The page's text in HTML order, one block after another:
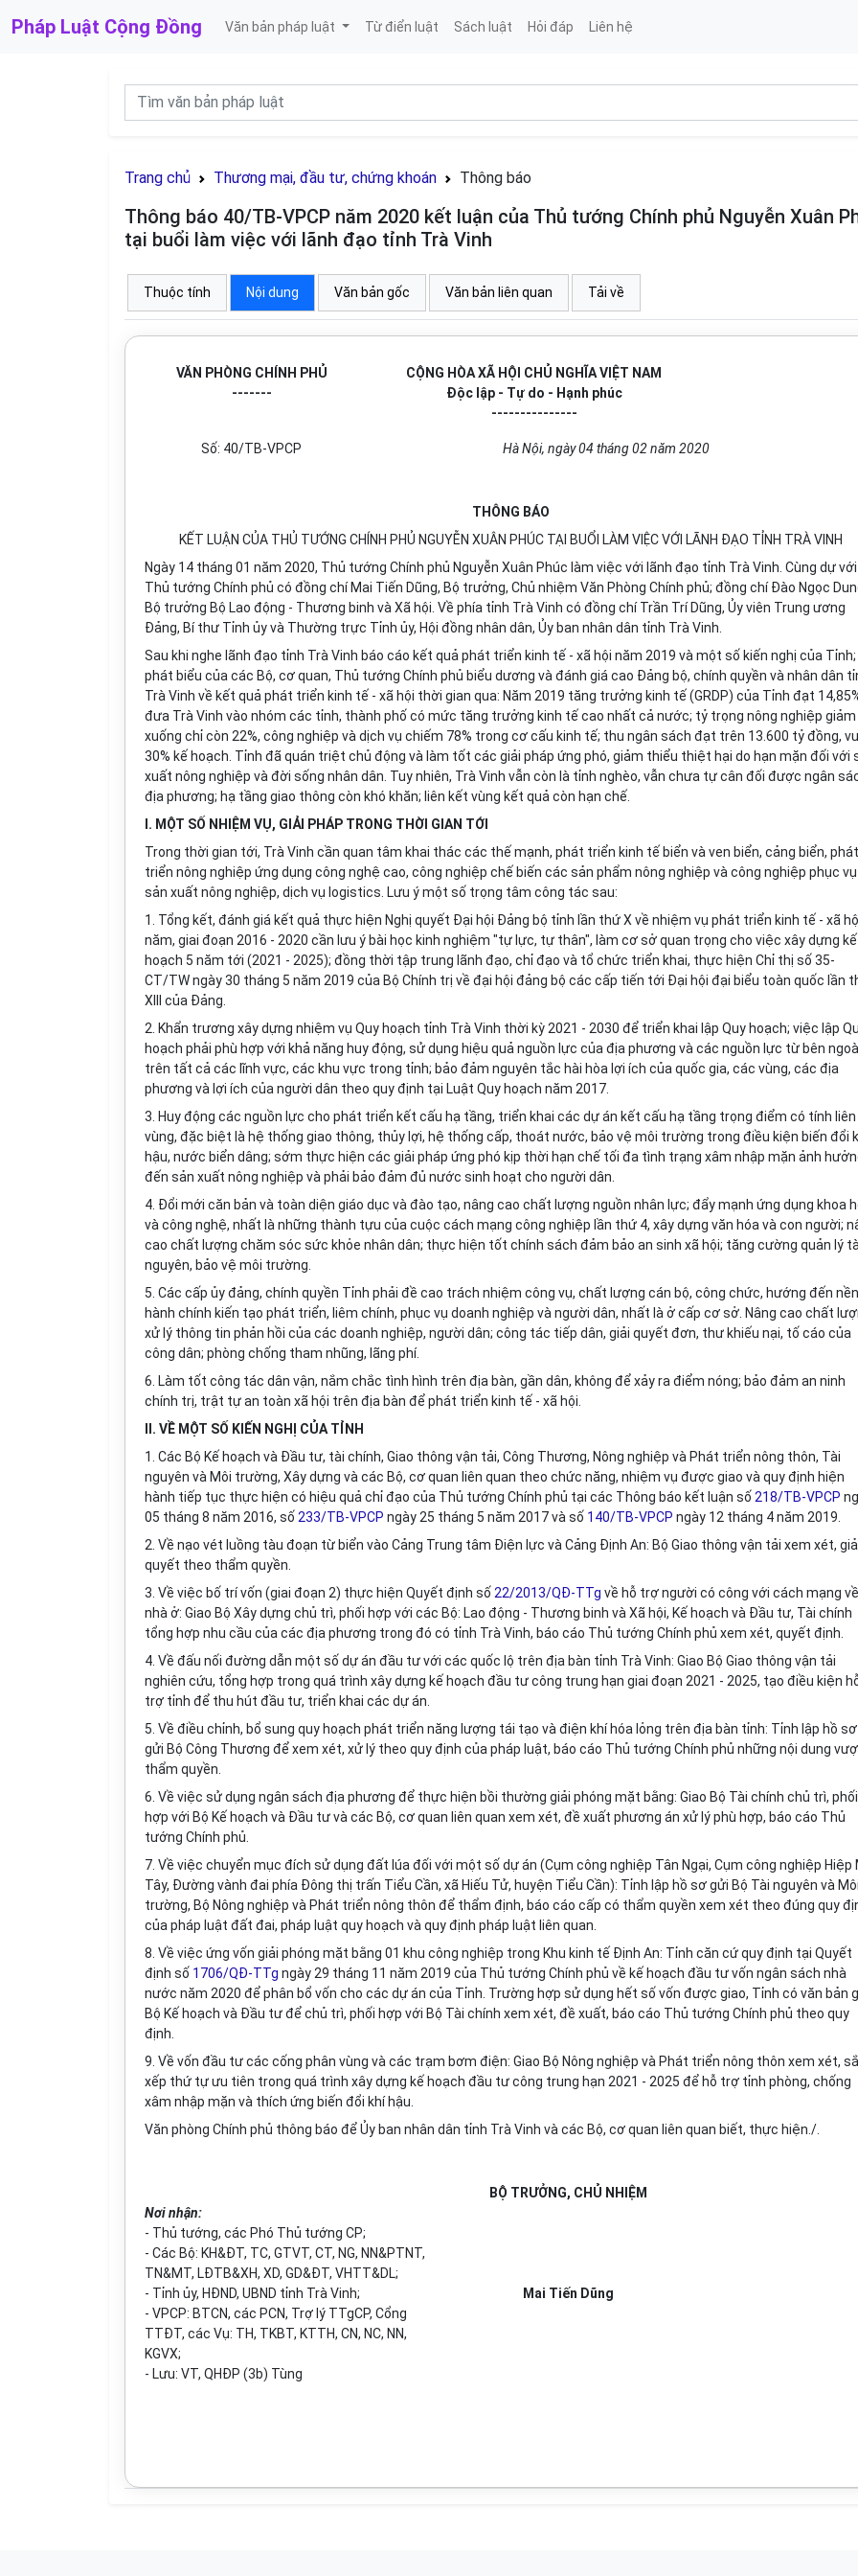
Pháp Luật Cộng Đồng Văn bản pháp luật Từ điển luật Sách luật Hỏi đáp Liên hệ
Trang chủ Thương mại, đầu tư, chứng khoán Thông báo
Thông báo 40/TB-VPCP năm 2020 kết luận của Thủ tướng Chính phủ Nguyễn Xuân
tại buổi làm việc với lãnh đạo tỉnh Trà Vinh
Thuộc tính Nội dung Văn bản gốc Văn bản liên quan Tải về
VĂN PHÒNG CHÍNH PHỦ
-------
CỘNG HÒA XÃ HỘI CHỦ NGHĨA VIỆT NAM
Độc lập - Tự do - Hạnh phúc
---------------
Số: 40/TB-VPCP Hà Nội, ngày04tháng02năm 2020
THÔNG BÁO
KẾT LUẬN CỦA THỦ TƯỚNG CHÍNH PHỦ NGUYỄN XUÂN PHÚC TẠI BUỔI LÀM VIỆC VỚI LÃNH ĐẠO TỈNH TRÀ VINH
Ngày 14 tháng 01 năm 2020, Thủ tướng Chính phủ Nguyễn Xuân Phúc làm việc với lãnh đạo tỉnh Trà Vinh. Cùng dự với
Thủ tướng Chính phủ có đồng chí Mai Tiến Dũng, Bộ trưởng, Chủ nhiệm Văn Phòng Chính phủ; đồng chí Đào Ngọc
Bộ trưởng Bộ Lao động - Thương binh và Xã hội. Về phía tỉnh Trà Vinh có đồng chí Trần Trí Dũng, Ủy viên Trung ương
Đảng, Bí thư Tỉnh ủy và Thường trực Tỉnh ủy, Hội đồng nhân dân, Ủy ban nhân dân tỉnh Trà Vinh.
Sau khi nghe lãnh đạo tỉnh Trà Vinh báo cáo kết quả phát triển kinh tế - xã hội năm 2019 và một số kiến nghị của Tỉnh;
phát biểu của các Bộ, cơ quan, Thủ tướng Chính phủ biểu dương và đánh giá cao Đảng bộ, chính quyền và nhân dân
Trà Vinh về kết quả phát triển kinh tế - xã hội thời gian qua: Năm 2019 tăng trưởng kinh tế (GRDP) của Tỉnh đạt
đưa Trà Vinh vào nhóm các tỉnh, thành phố có mức tăng trưởng kinh tế cao nhất cả nước; tỷ trọng nông nghiệp giảm
xuống chỉ còn 22%, công nghiệp và dịch vụ chiếm 78% trong cơ cấu kinh tế; thu ngân sách đạt trên 13.600 tỷ đồng,
30% kế hoạch. Tỉnh đã quán triệt chủ động và làm tốt các giải pháp ứng phó, giảm thiểu thiệt hại do hạn mặn đối với
xuất nông nghiệp và đời sống nhân dân. Tuy nhiên, Trà Vinh vẫn còn là tỉnh nghèo, vẫn chưa tự cân đối được ngân
địa phương; hạ tầng giao thông còn khó khăn; liên kết vùng kết quả còn hạn chế.
I. MỘT SỐ NHIỆM VỤ, GIẢI PHÁP TRONG THỜI GIAN TỚI
Trong thời gian tới, Trà Vinh cần quan tâm khai thác các thế mạnh, phát triển kinh tế biển và ven biển, cảng biển, phát
triển nông nghiệp ứng dụng công nghệ cao, công nghiệp chế biến các sản phẩm nông nghiệp và công nghiệp phục vụ
sản xuất nông nghiệp, dịch vụ logistics. Lưu ý một số trọng tâm công tác sau:
1. Tổng kết, đánh giá kết quả thực hiện Nghị quyết Đại hội Đảng bộ tỉnh lần thứ X về nhiệm vụ phát triển kinh tế - xã
năm, giai đoạn 2016 - 2020 cần lưu ý bài học kinh nghiệm "tự lực, tự thân", làm cơ sở quan trọng cho việc xây dựng kế
hoạch 5 năm tới (2021 - 2025); đồng thời tập trung lãnh đạo, chỉ đạo và tổ chức triển khai, thực hiện Chỉ thị số 35-
CT/TW ngày 30 tháng 5 năm 2019 của Bộ Chính trị về đại hội đảng bộ các cấp tiến tới Đại hội đại biểu toàn quốc lần
XIII của Đảng.
2 . Khẩn trương xây dựng nhiệm vụ Quy hoạch tỉnh Trà Vinh thời kỳ 2021 - 2030 để triển khai lập Quy hoạch; việc lập
hoạch phải phù hợp với khả năng huy động, sử dụng hiệu quả nguồn lực của địa phương và các nguồn lực từ bên
trên tất cả các lĩnh vực, các khu vực trong tỉnh; bảo đảm nguyên tắc hài hòa lợi ích của quốc gia, các vùng, các địa
phương và lợi ích của người dân theo quy định tại Luật Quy hoạch năm 2017.
3. Huy động các nguồn lực cho phát triển kết cấu hạ tầng, triển khai các dự án kết cấu hạ tầng trọng điểm có tính liên
vùng, đặc biệt là hệ thống giao thông, thủy lợi, hệ thống cấp, thoát nước, bảo vệ môi trường trong điều kiện biến đổi
hậu, nước biển dâng; sớm thực hiện các giải pháp ứng phó kịp thời hạn chế tối đa tình trạng xâm nhập mặn ảnh
đến sản xuất nông nghiệp và phải bảo đảm đủ nước sinh hoạt cho người dân.
4. Đổi mới căn bản và toàn diện giáo dục và đào tạo, nâng cao chất lượng nguồn nhân lực; đẩy mạnh ứng dụng khoa
và công nghệ, nhất là những thành tựu của cuộc cách mạng công nghiệp lần thứ 4, xây dựng văn hóa và con người;
cao chất lượng chăm sóc sức khỏe nhân dân; thực hiện tốt chính sách đảm bảo an sinh xã hội; tăng cường quản lý
nguyên, bảo vệ môi trường.
5. Các cấp ủy đảng, chính quyền Tỉnh phải đề cao trách nhiệm công vụ, chất lượng cán bộ, công chức, hướng đến nền
hành chính kiến tạo phát triển, liêm chính, phục vụ doanh nghiệp và người dân, nhất là ở cấp cơ sở. Nâng cao chất
xử l ý thông tin phản hồi của các doanh nghiệp, người dân; công tác tiếp dân, giải quyết đơn, thư khiếu nại, tố cáo của
công dân; phòng chống tham nhũng, lãng phí.
6. Làm tốt công tác dân vận, nắm chắc tình hình trên địa bàn, gần dân, không để xảy ra điểm nóng; bảo đảm an ninh
chính trị, trật tự an toàn xã hội trên địa bàn để phát triển kinh tế - xã hội.
II. VỀ MỘT SỐ KIẾN NGHỊ CỦA TỈNH
1. Các Bộ Kế hoạch và Đầu tư, tài chính, Giao thông vận tải, Công Thương, Nông nghiệp và Phát triển nông thôn, Tài
nguyên và Môi trường, Xây dựng và các Bộ, cơ quan liên quan theo chức năng, nhiệm vụ được giao và quy định hiện
hành tiếp tục thực hiện có hiệu quả chỉ đạo của Thủ tướng Chính phủ tại các Thông báo kết luận số 218/TB-VPCP
05 tháng 8 năm 2016, số 233/TB-VPCP ngày 25 tháng 5 năm 2017 và số 140/TB-VPCP ngày 12 tháng 4 năm 2019.
2. Về nạo vét luồng tàu đoạn từ biển vào Cảng Trung tâm Điện lực và Cảng Định An: Bộ Giao thông vận tải xem xét,
quyết theo thẩm quyền.
3. Về việc bố trí vốn (giai đoạn 2) thực hiện Quyết định số 22/2013/QĐ-TTg về hỗ trợ người có công với cách mạng về
nhà ở: Giao Bộ Xây dựng chủ trì, phối hợp với các Bộ: Lao động - Thương binh và Xã hội, Kế hoạch và Đầu tư, Tài chính
tổng hợp nhu cầu của các địa phương trong đó có tỉnh Trà Vinh, báo cáo Thủ tướng Chính phủ xem xét, quyết định.
4. Về đấu nối đường dẫn một số dự án đầu tư với các quốc lộ trên địa bàn tỉnh Trà Vinh: Giao Bộ Giao thông vận tải
nghiên cứu, tổng hợp trong quá trình xây dựng kế hoạch đầu tư công trung hạn giai đoạn 2021 - 2025, tạo điều kiện
trợ tỉnh để thu hút đầu tư, triển khai các dự án.
5. Về điều chỉnh, bổ sung quy hoạch phát triển năng lượng tái tạo và điện khí hóa lỏng trên địa bàn tỉnh: Tỉnh lập hồ sơ
gửi Bộ Công Thương để xem xét, xử lý theo quy định của pháp luật, báo cáo Thủ tướng Chính phủ những nội dung
thẩm quyền.
6. Về việc sử dụng ngân sách địa phương để thực hiện bồi thường giải phóng mặt bằng: Giao Bộ Tài chính chủ trì, phối
hợp với Bộ Kế hoạch và Đầu tư và các Bộ, cơ quan liên quan xem xét, đề xuất phương án xử lý phù hợp, báo cáo Thủ
tướng Chính phủ.
7. Về việc chuyển mục đích sử dụng đất lúa đối với một số dự án (Cụm công nghiệp Tân Ngại, Cụm công nghiệp Hiệp
Tây, Đường vành đai phía Đông thị trấn Tiểu Cần, xã Hiếu Tử, huyện Tiểu Cần): Tỉnh lập hồ sơ gửi Bộ Tài nguyên và Môi
trường, Bộ Nông nghiệp và Phát triển nông thôn để thẩm định, báo cáo cấp có thẩm quyền xem xét theo đúng quy
của pháp luật đất đai, pháp luật quy hoạch và quy định pháp luật liên quan.
8. Về việc ứng vốn giải phóng mặt bằng 01 khu công nghiệp trong Khu kinh tế Định An: Tỉnh căn cứ quy định tại Quyết
định số 1706/QĐ-TTg ngày 29 tháng 11 năm 2019 của Thủ tướng Chính phủ về kế hoạch đầu tư vốn ngân sách nhà
nước năm 2020 để phân bổ vốn cho các dự án của Tỉnh. Trường hợp sử dụng hết số vốn được giao, Tỉnh có văn bản
Bộ Kế hoạch và Đầu tư để chủ trì, phối hợp với Bộ Tài chính xem xét, đề xuất, báo cáo Thủ tướng Chính phủ theo quy
định.
9. Về vốn đầu tư các cống phân vùng và các trạm bơm điện: Giao Bộ Nông nghiệp và Phát triển nông thôn xem xét,
xếp thứ tự ưu tiên trong quá trình xây dựng kế hoạch đầu tư công trung hạn 2021 - 2025 để hỗ trợ tỉnh phòng, chống
xâm nhập mặn và thích ứng biến đổi khí hậu.
Văn phòng Chính phủ thông báo để Ủy ban nhân dân tỉnh Trà Vinh và các Bộ, cơ quan liên quan biết, thực hiện./.
Nơi nhận:
- Thủ tướng, các Phó Thủ tướng CP;
- Các Bộ: KH&ĐT, TC, GTVT, CT, NG, NN&PTNT,
TN&MT, LĐTB&XH, XD, GD&ĐT, VHTT&DL;
- Tỉnh ủy, HĐND, UBND tỉnh Trà Vinh;
- VPCP: BTCN, các PCN, Trợ lý TTgCP, Cổng
TTĐT, các Vụ: TH, TKBT, KTTH, CN, NC, NN,
KGVX;
- Lưu: VT, QHĐP (3b) Tùng
BỘ TRƯỞNG, CHỦ NHIỆM
Mai Tiến Dũng